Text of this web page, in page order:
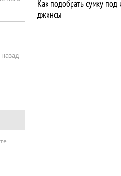
Как подобрать сумку под
джинсы